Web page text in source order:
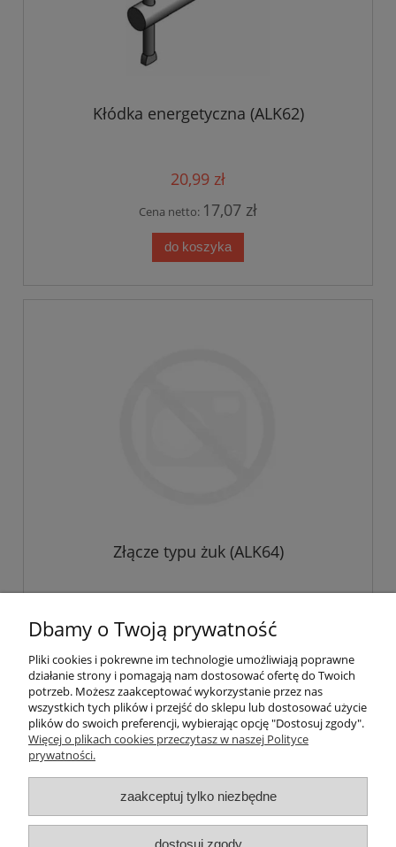
Kłódka energetyczna (ALK62)
20,99 zł
Cena netto: 17,07 zł
do koszyka
Złącze typu żuk (ALK64)
do koszyka
Inteligentny dom ( POCKET HOME )
Promocje i transport gratis
Automatyka NOVATEK
Dbamy o Twoją prywatność
Pliki cookies i pokrewne im technologie umożliwiają poprawne
działanie strony i pomagają nam dostosować ofertę do Twoich
potrzeb. Możesz zaakceptować wykorzystanie przez nas
wszystkich tych plików i przejść do sklepu lub dostosować użycie
plików do swoich preferencji, wybierając opcję "Dostosuj zgody".
Więcej o plikach cookies przeczytasz w naszej Polityce
prywatności.
zaakceptuj tylko niezbędne
dostosuj zgody